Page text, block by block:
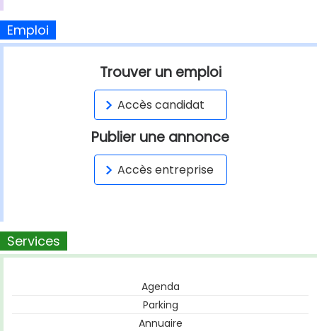
Emploi
Trouver un emploi
Accès candidat
Publier une annonce
Accès entreprise
Services
Agenda
Parking
Annuaire